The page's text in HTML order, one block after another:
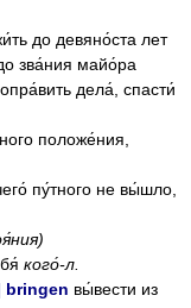
до девяно́ста лет
зва́ния майо́ра
дела́, спасти́
положе́ния,
пу́тного не вы́шло,
кого́-л.
bringen вы́вести из